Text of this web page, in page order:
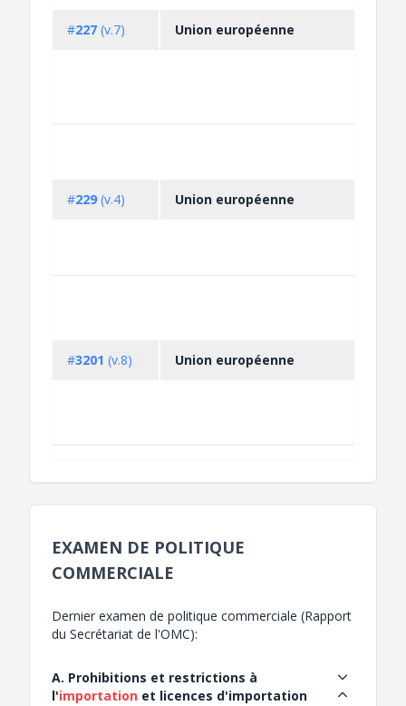
#227 (v.7) Union européenne
#229 (v.4) Union européenne
#3201 (v.8) Union européenne
EXAMEN DE POLITIQUE
COMMERCIALE
Dernier examen de politique commerciale (Rapport
du Secrétariat de l'OMC):
A. Prohibitions et restrictions à
l'importation et licences d'importation